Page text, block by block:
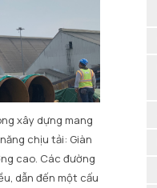
xây dựng mang
chịu tải: Giàn
cao. Các đường
dẫn đến một cấu